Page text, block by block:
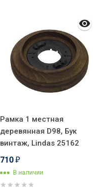
Рамка 1 местная
деревянная D98, Бук
винтаж, Lindas 25162
710 ₽
В наличии